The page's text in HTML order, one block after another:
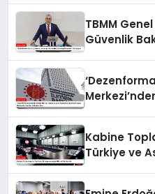
TBMM
Güvenlik
Kabine
Türkiye ve